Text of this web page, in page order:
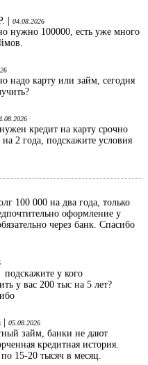
| 04.08.2026
нужно 100000, есть уже много
надо карту или займ, сегодня
кредит на карту срочно
2 года, подскажите условия
100 000 на два года, только
оформление у
через банк. Спасибо
подскажите у кого
у вас 200 тыс на 5 лет?
05.08.2026
займ, банки не дают
кредитная история.
15-20 тысяч в месяц.